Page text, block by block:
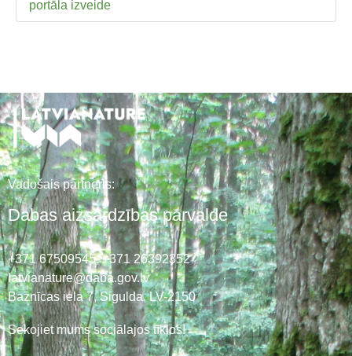
portāla izveide
Vadošais partneris:
Dabas aizsardzības pārvalde
+371 67509545,+371 26392352
latvianature@daba.gov.lv
Baznīcas iela 7, Sigulda, LV-2150
Sekojiet mums sociālajos tīklos!